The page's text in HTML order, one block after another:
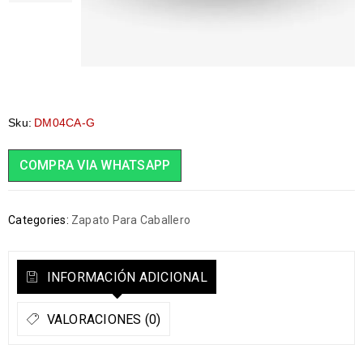
Sku: DM04CA-G
COMPRA VIA WHATSAPP
Categories: Zapato Para Caballero
INFORMACIÓN ADICIONAL
VALORACIONES (0)